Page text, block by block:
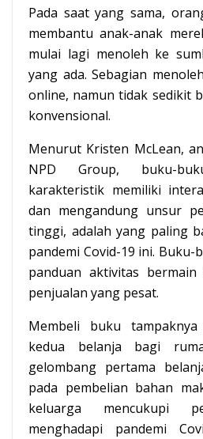
Pada saat yang sama,
membantu anak-anak
mulai lagi menoleh ke
yang ada. Sebagian
online, namun tidak sedikit
konvensional.
Menurut Kristen McLean,
NPD Group, buku-
karakteristik memiliki
dan mengandung unsur
tinggi, adalah yang paling
pandemi Covid-19 ini.
panduan aktivitas
penjualan yang pesat.
Membeli buku
kedua belanja bagi
gelombang pertama
pada pembelian bahan
keluarga mencukupi
menghadapi pandemi